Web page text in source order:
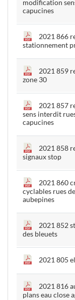
modification
capucines
2021 866
stationnement
2021 859
zone 30
2021 857
sens interdit
capucines
2021 858
signaux stop
2021 860
cyclables rues
aubepines
2021 852
des bleuets
2021 805
2021 816
plans eau close